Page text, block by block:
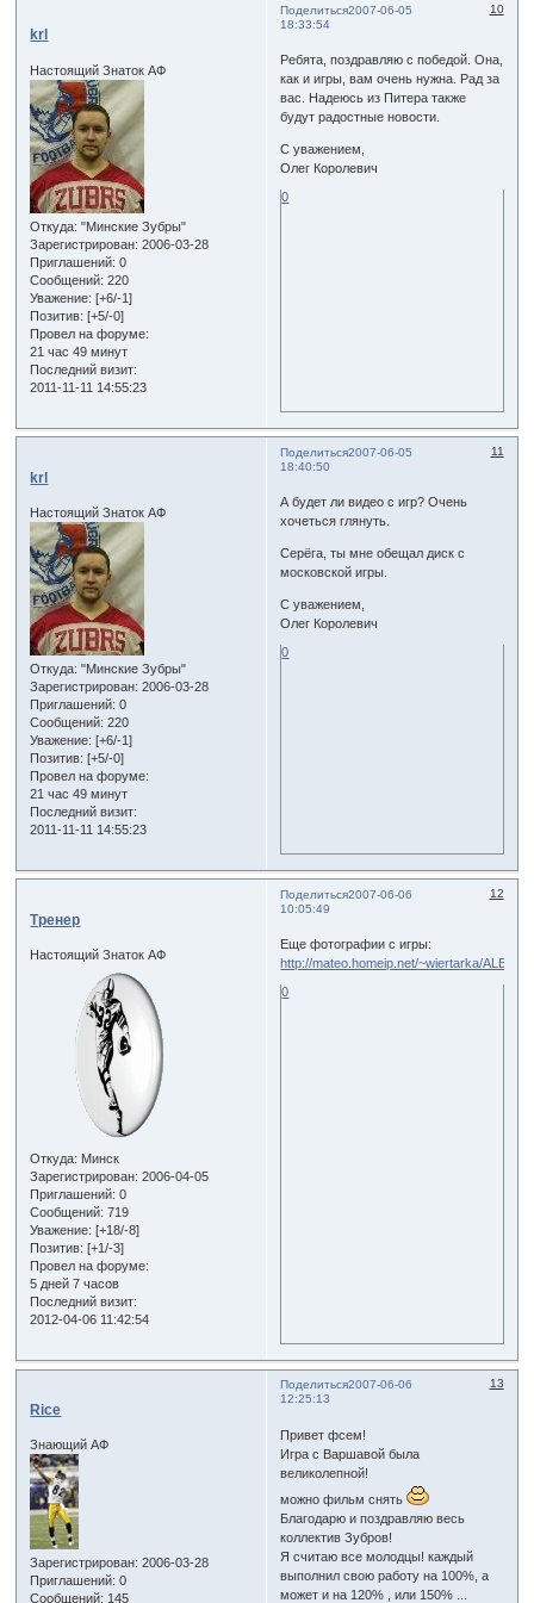
Поделиться 10
2007-06-05
18:33:54
krl
Настоящий Знаток АФ
Откуда: "Минские Зубры"
Зарегистрирован: 2006-03-28
Приглашений: 0
Сообщений: 220
Уважение: [+6/-1]
Позитив: [+5/-0]
Провел на форуме:
21 час 49 минут
Последний визит:
2011-11-11 14:55:23
Ребята, поздравляю с победой. Она,
как и игры, вам очень нужна. Рад за
вас. Надеюсь из Питера также
будут радостные новости.
С уважением,
Олег Королевич
0
Поделиться 11
2007-06-05
18:40:50
krl
Настоящий Знаток АФ
Откуда: "Минские Зубры"
Зарегистрирован: 2006-03-28
Приглашений: 0
Сообщений: 220
Уважение: [+6/-1]
Позитив: [+5/-0]
Провел на форуме:
21 час 49 минут
Последний визит:
2011-11-11 14:55:23
А будет ли видео с игр? Очень
хочеться глянуть.
Серёга, ты мне обещал диск с
московской игры.
С уважением,
Олег Королевич
0
Поделиться 12
2007-06-06
10:05:49
Тренер
Настоящий Знаток АФ
Откуда: Минск
Зарегистрирован: 2006-04-05
Приглашений: 0
Сообщений: 719
Уважение: [+18/-8]
Позитив: [+1/-3]
Провел на форуме:
5 дней 7 часов
Последний визит:
2012-04-06 11:42:54
Еще фотографии с игры:
http://mateo.homeip.net/~wiertarka/ALBUM/
0
Поделиться 13
2007-06-06
12:25:13
Rice
Знающий АФ
Зарегистрирован: 2006-03-28
Приглашений: 0
Сообщений: 145
Привет фсем!
Игра с Варшавой была
великолепной!
можно фильм снять
Благодарю и поздравляю весь
коллектив Зубров!
Я считаю все молодцы! каждый
выполнил свою работу на 100%, а
может и на 120% , или 150% ...